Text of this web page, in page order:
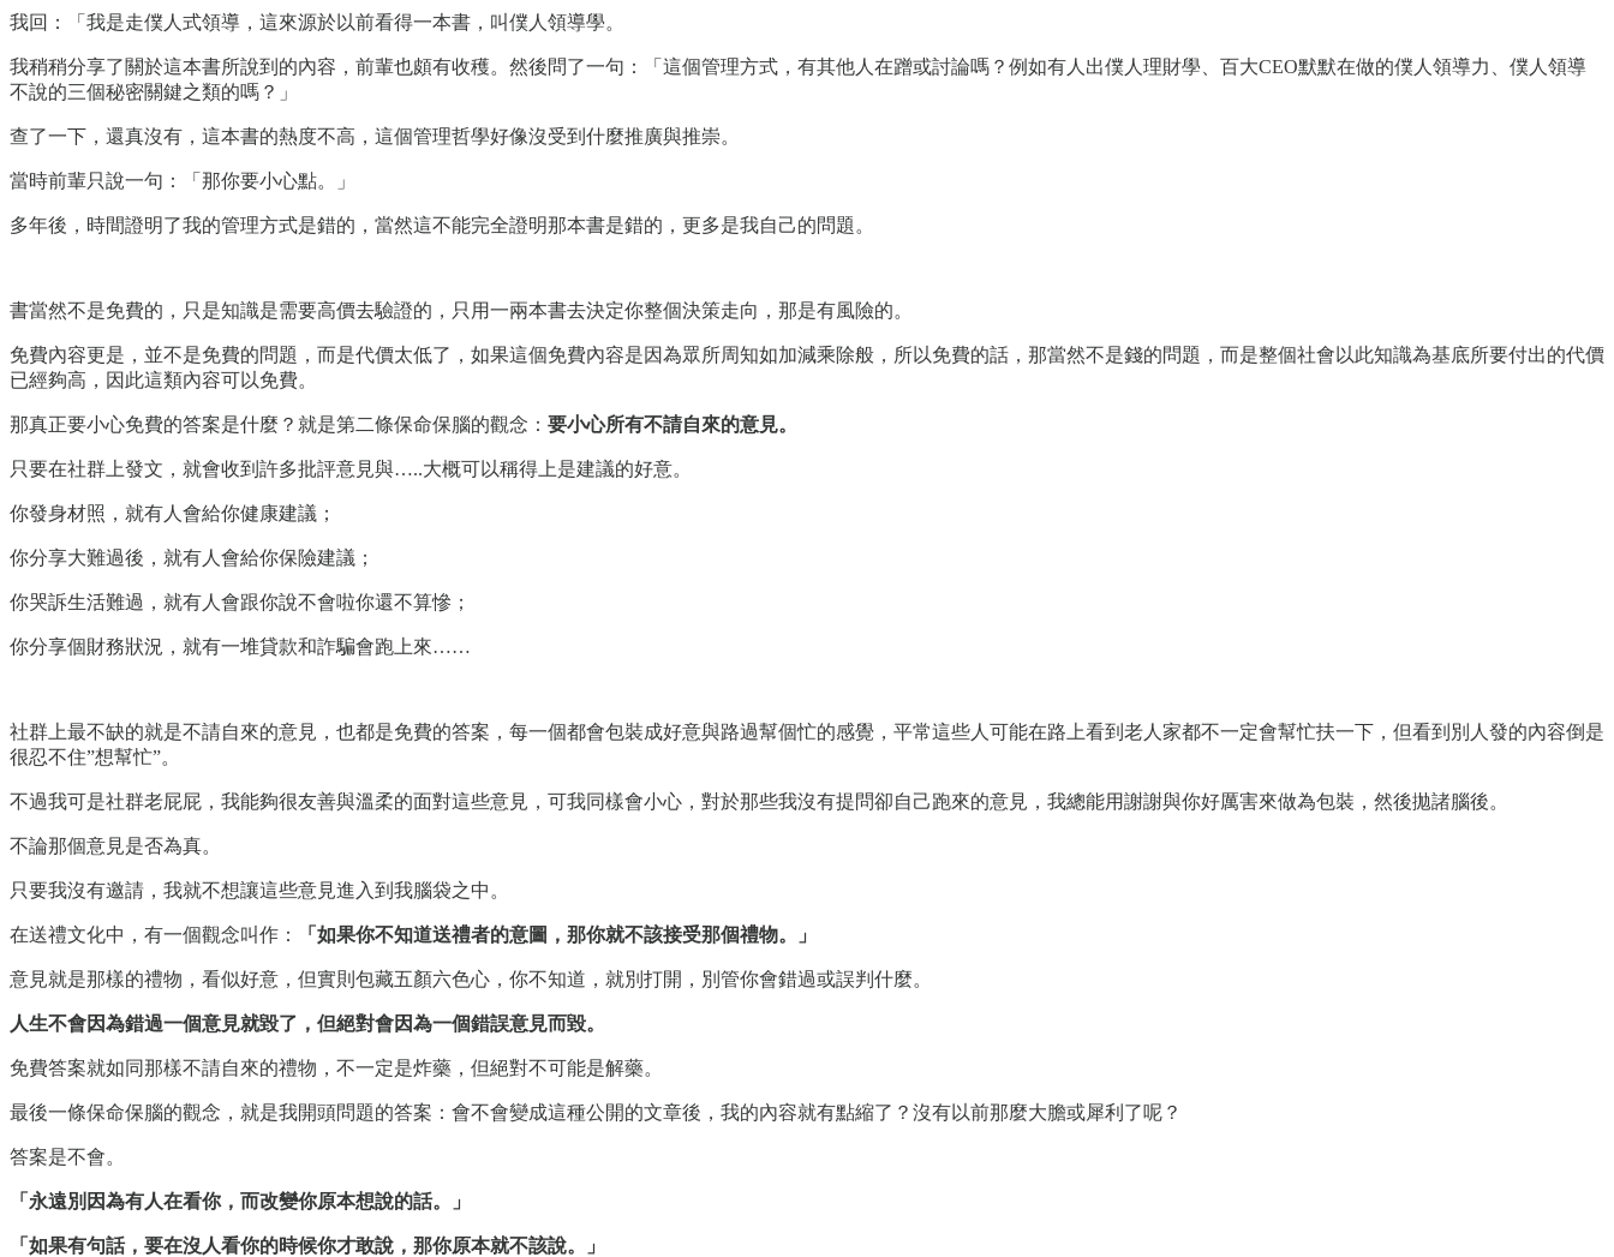
我回：「我是走僕人式領導，這來源於以前看得一本書，叫僕人領導學。
我稍稍分享了關於這本書所說到的內容，前輩也頗有收穫。然後問了一句：「這個管理方式，有其他人在蹭或討論嗎？例如有人出僕人理財學、百大CEO默默在做的僕人領導力、僕人領導
不說的三個秘密關鍵之類的嗎？」
查了一下，還真沒有，這本書的熱度不高，這個管理哲學好像沒受到什麼推廣與推崇。
當時前輩只說一句：「那你要小心點。」
多年後，時間證明了我的管理方式是錯的，當然這不能完全證明那本書是錯的，更多是我自己的問題。
書當然不是免費的，只是知識是需要高價去驗證的，只用一兩本書去決定你整個決策走向，那是有風險的。
免費內容更是，並不是免費的問題，而是代價太低了，如果這個免費內容是因為眾所周知如加減乘除般，所以免費的話，那當然不是錢的問題，而是整個社會以此知識為基底所要付出的代價
已經夠高，因此這類內容可以免費。
那真正要小心免費的答案是什麼？就是第二條保命保腦的觀念： 要小心所有不請自來的意見。
只要在社群上發文，就會收到許多批評意見與…..大概可以稱得上是建議的好意。
你發身材照，就有人會給你健康建議；
你分享大難過後，就有人會給你保險建議；
你哭訴生活難過，就有人會跟你說不會啦你還不算慘；
你分享個財務狀況，就有一堆貸款和詐騙會跑上來……
社群上最不缺的就是不請自來的意見，也都是免費的答案，每一個都會包裝成好意與路過幫個忙的感覺，平常這些人可能在路上看到老人家都不一定會幫忙扶一下，但看到別人發的內容倒是
很忍不住”想幫忙”。
不過我可是社群老屁屁，我能夠很友善與溫柔的面對這些意見，可我同樣會小心，對於那些我沒有提問卻自己跑來的意見，我總能用謝謝與你好厲害來做為包裝，然後拋諸腦後。
不論那個意見是否為真。
只要我沒有邀請，我就不想讓這些意見進入到我腦袋之中。
在送禮文化中，有一個觀念叫作： 「如果你不知道送禮者的意圖，那你就不該接受那個禮物。」
意見就是那樣的禮物，看似好意，但實則包藏五顏六色心，你不知道，就別打開，別管你會錯過或誤判什麼。
人生不會因為錯過一個意見就毀了，但絕對會因為一個錯誤意見而毀。
免費答案就如同那樣不請自來的禮物，不一定是炸藥，但絕對不可能是解藥。
最後一條保命保腦的觀念，就是我開頭問題的答案：會不會變成這種公開的文章後，我的內容就有點縮了？沒有以前那麼大膽或犀利了呢？
答案是不會。
「永遠別因為有人在看你，而改變你原本想說的話。」
「如果有句話，要在沒人看你的時候你才敢說，那你原本就不該說。」